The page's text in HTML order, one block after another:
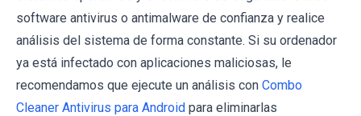
software antivirus o antimalware de confianza y realice
análisis del sistema de forma constante. Si su ordenador
ya está infectado con aplicaciones maliciosas, le
recomendamos que ejecute un análisis con Combo
Cleaner Antivirus para Android para eliminarlas